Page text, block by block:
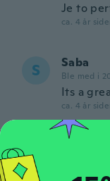
Je to
ca. 4 år
S Saba
Ble med i
Its a
ca. 4 år
G Ble
ca. 4 år siden